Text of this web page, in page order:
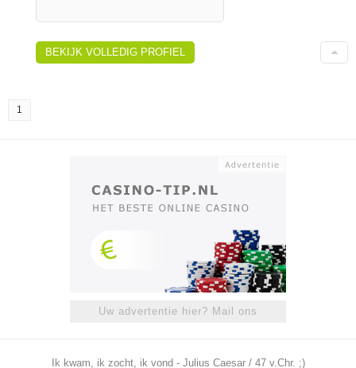
BEKIJK VOLLEDIG PROFIEL
1
Uw advertentie hier? Mail ons
Ik kwam, ik zocht, ik vond - Julius Caesar / 47 v.Chr. ;)